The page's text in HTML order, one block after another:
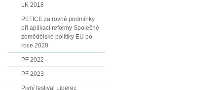
LK 2018
PETICE za rovné podmínky
při aplikaci reformy Společné
zemědělské politiky EU po
roce 2020
PF 2022
PF 2023
Pivní festival Liberec